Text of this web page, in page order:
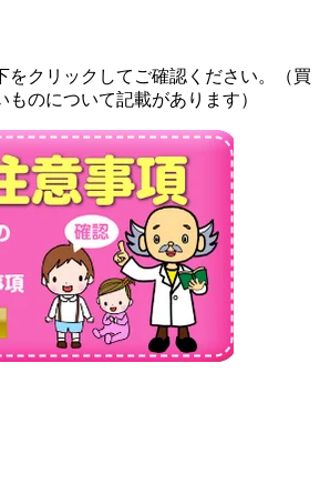
クリックしてご確認ください。（買
のについて記載があります）